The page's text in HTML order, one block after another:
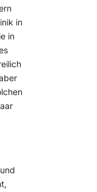
in
in